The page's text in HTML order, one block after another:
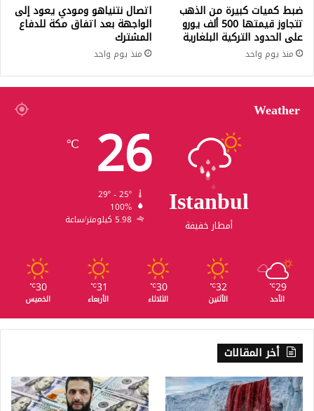
ضبط كميات كبيرة من الذهب
تتجاوز قيمتها 500 ألف يورو
على الحدود التركية البلغارية
منذ يوم واحد
اتصال نتنياهو ومودي يعود إلى
الواجهة بعد اتفاق مكة للدفاع
المشترك
منذ يوم واحد
Weather
Istanbul
أمطار خفيفة
26
℃
100%
5.98 كيلومتر/ساعة
29
℃
الأحد
32
℃
الأثنين
30
℃
الثلاثاء
31
℃
الأربعاء
30
℃
الخميس
أخر المقالات